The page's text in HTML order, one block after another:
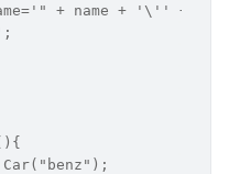
+ name + '\'' +